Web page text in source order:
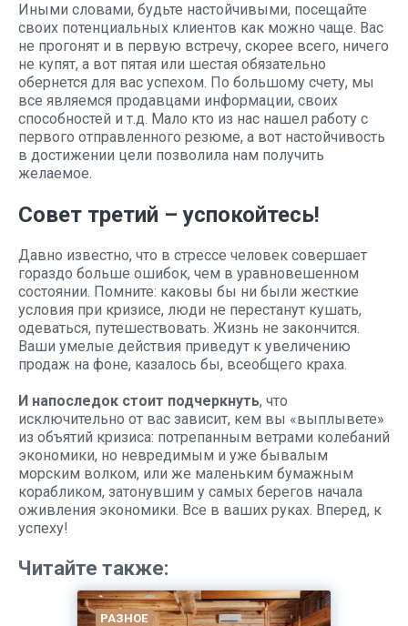
Иными словами, будьте настойчивыми, посещайте
своих потенциальных клиентов как можно чаще. Вас
не прогонят и в первую встречу, скорее всего, ничего
не купят, а вот пятая или шестая обязательно
обернется для вас успехом. По большому счету, мы
все являемся продавцами информации, своих
способностей и т.д. Мало кто из нас нашел работу с
первого отправленного резюме, а вот настойчивость
в достижении цели позволила нам получить
желаемое.
Совет третий – успокойтесь!
Давно известно, что в стрессе человек совершает
гораздо больше ошибок, чем в уравновешенном
состоянии. Помните: каковы бы ни были жесткие
условия при кризисе, люди не перестанут кушать,
одеваться, путешествовать. Жизнь не закончится.
Ваши умелые действия приведут к увеличению
продаж на фоне, казалось бы, всеобщего краха.
И напоследок стоит подчеркнуть, что
исключительно от вас зависит, кем вы «выплывете»
из объятий кризиса: потрепанным ветрами колебаний
экономики, но невредимым и уже бывалым
морским волком, или же маленьким бумажным
корабликом, затонувшим у самых берегов начала
оживления экономики. Все в ваших руках. Вперед, к
успеху!
Читайте также:
РАЗНОЕ